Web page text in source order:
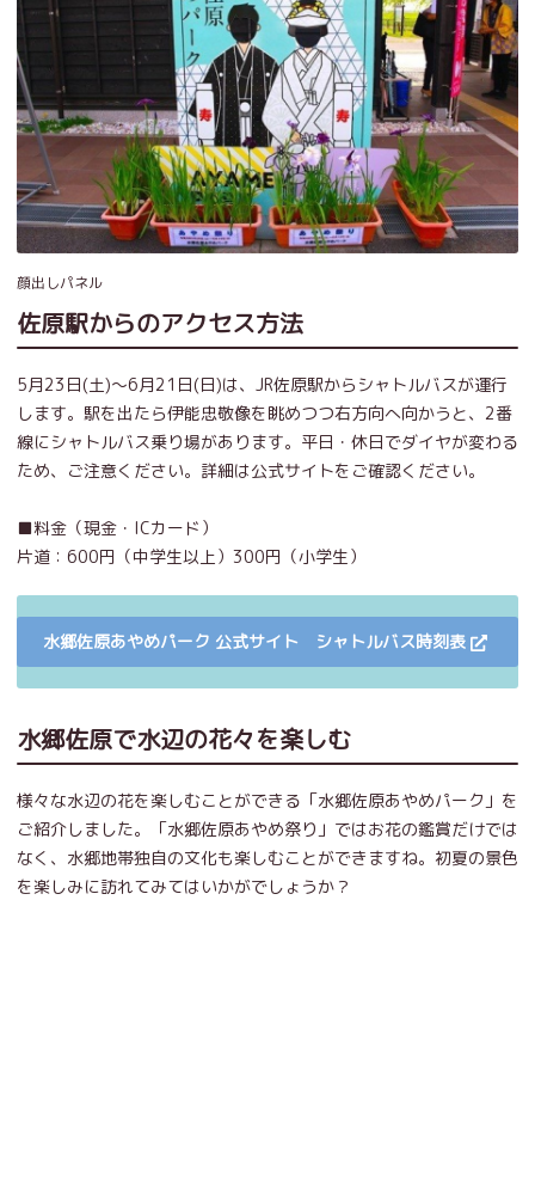
顔出しパネル
佐原駅からのアクセス方法
5月23日(土)～6月21日(日)は、JR佐原駅からシャトルバスが運行
します。駅を出たら伊能忠敬像を眺めつつ右方向へ向かうと、2番
線にシャトルバス乗り場があります。平日・休日でダイヤが変わる
ため、ご注意ください。詳細は公式サイトをご確認ください。
■料金（現金・ICカード）
片道：600円（中学生以上）300円（小学生）
水郷佐原あやめパーク 公式サイト シャトルバス時刻表
水郷佐原で水辺の花々を楽しむ
様々な水辺の花を楽しむことができる「水郷佐原あやめパーク」を
ご紹介しました。「水郷佐原あやめ祭り」ではお花の鑑賞だけでは
なく、水郷地帯独自の文化も楽しむことができますね。初夏の景色
を楽しみに訪れてみてはいかがでしょうか？